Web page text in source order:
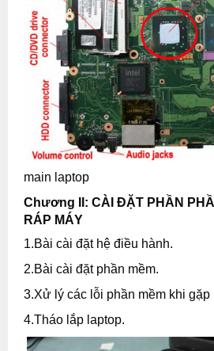
main laptop
Chương II: CÀI ĐẶT PHẦN
RÁP MÁY
1.Bài cài đặt hệ điều hành.
2.Bài cài đặt phần mềm.
3.Xử lý các lỗi phần mềm khi gặp
4.Tháo lắp laptop.